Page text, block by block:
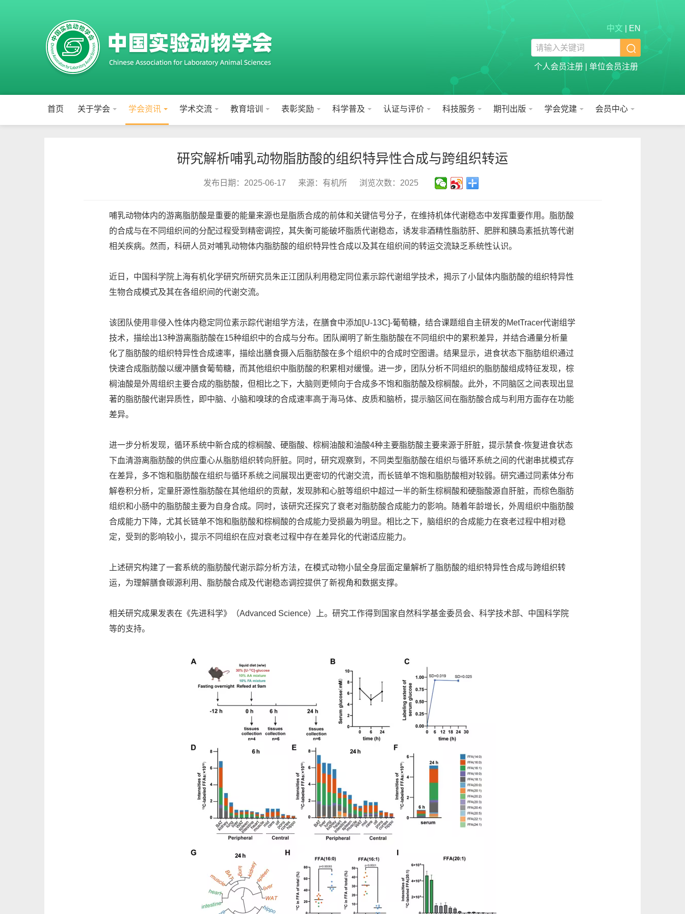
中文 EN

个人会员注册| 单位会员注册
首页 关于学会 学会资讯 学术交流 教育培训 表彰奖励 科学普及 认证与评价 科技服务 期刊出版 学会党建 会员中心
研究解析哺乳动物脂肪酸的组织特异性合成与跨组织转运
发布日期：2025-06-17 来源：有机所 浏览次数：2025
哺乳动物体内的游离脂肪酸是重要的能量来源也是脂质合成的前体和关键信号分子，在维持机体代谢稳态中发挥重要作用。脂肪酸
的合成与在不同组织间的分配过程受到精密调控，其失衡可能破坏脂质代谢稳态，诱发非酒精性脂肪肝、肥胖和胰岛素抵抗等代谢
相关疾病。然而，科研人员对哺乳动物体内脂肪酸的组织特异性合成以及其在组织间的转运交流缺乏系统性认识。
近日，中国科学院上海有机化学研究所研究员朱正江团队利用稳定同位素示踪代谢组学技术，揭示了小鼠体内脂肪酸的组织特异性
生物合成模式及其在各组织间的代谢交流。
该团队使用非侵入性体内稳定同位素示踪代谢组学方法，在膳食中添加[U-13C]-葡萄糖，结合课题组自主研发的MetTracer代谢组学
技术，描绘出13种游离脂肪酸在15种组织中的合成与分布。团队阐明了新生脂肪酸在不同组织中的累积差异，并结合通量分析量
化了脂肪酸的组织特异性合成速率，描绘出膳食摄入后脂肪酸在多个组织中的合成时空图谱。结果显示，进食状态下脂肪组织通过
快速合成脂肪酸以缓冲膳食葡萄糖，而其他组织中脂肪酸的积累相对缓慢。进一步，团队分析不同组织的脂肪酸组成特征发现，棕
榈油酸是外周组织主要合成的脂肪酸，但相比之下，大脑则更倾向于合成多不饱和脂肪酸及棕榈酸。此外，不同脑区之间表现出显
著的脂肪酸代谢异质性，即中脑、小脑和嗅球的合成速率高于海马体、皮质和脑桥，提示脑区间在脂肪酸合成与利用方面存在功能
差异。
进一步分析发现，循环系统中新合成的棕榈酸、硬脂酸、棕榈油酸和油酸4种主要脂肪酸主要来源于肝脏，提示禁食-恢复进食状态
下血清游离脂肪酸的供应重心从脂肪组织转向肝脏。同时，研究观察到，不同类型脂肪酸在组织与循环系统之间的代谢串扰模式存
在差异，多不饱和脂肪酸在组织与循环系统之间展现出更密切的代谢交流，而长链单不饱和脂肪酸相对较弱。研究通过同素体分布
解卷积分析，定量肝源性脂肪酸在其他组织的贡献，发现肺和心脏等组织中超过一半的新生棕榈酸和硬脂酸源自肝脏，而棕色脂肪
组织和小肠中的脂肪酸主要为自身合成。同时，该研究还探究了衰老对脂肪酸合成能力的影响。随着年龄增长，外周组织中脂肪酸
合成能力下降，尤其长链单不饱和脂肪酸和棕榈酸的合成能力受损最为明显。相比之下，脑组织的合成能力在衰老过程中相对稳
定，受到的影响较小，提示不同组织在应对衰老过程中存在差异化的代谢适应能力。
上述研究构建了一套系统的脂肪酸代谢示踪分析方法，在模式动物小鼠全身层面定量解析了脂肪酸的组织特异性合成与跨组织转
运，为理解膳食碳源利用、脂肪酸合成及代谢稳态调控提供了新视角和数据支撑。
相关研究成果发表在《先进科学》（Advanced Science）上。研究工作得到国家自然科学基金委员会、科学技术部、中国科学院
等的支持。